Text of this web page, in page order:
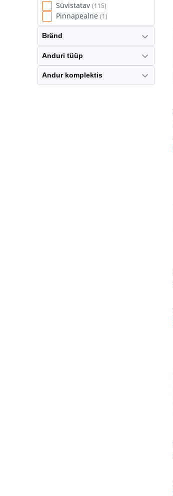
Süvistatav (115)
Pinnapealne (1)
Bränd
Anduri tüüp
Andur komplektis